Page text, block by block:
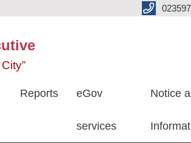
Reports eGov
services
Notice